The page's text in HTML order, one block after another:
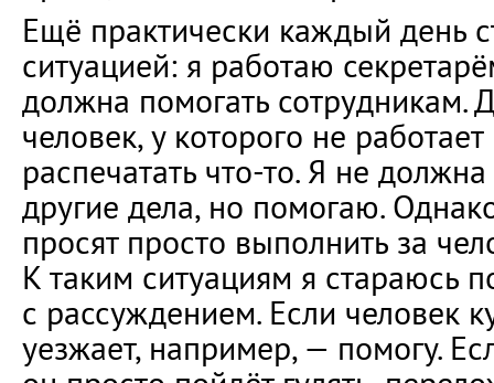
Ещё практически каждый день
ситуацией: я работаю
должна помогать сотрудникам.
человек, у которого не
распечатать что-то. Я не
другие дела, но помогаю.
просят просто выполнить за
К таким ситуациям я стараюсь
с рассуждением. Если человек
уезжает, например, — помогу.